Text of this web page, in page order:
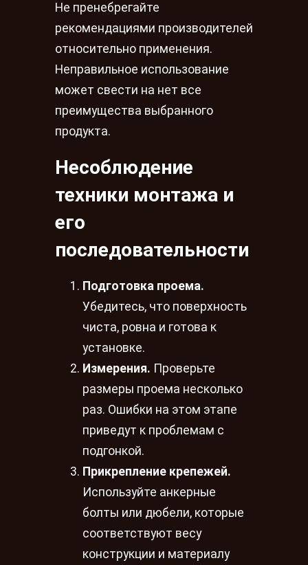
Не пренебрегайте
рекомендациями производителей
относительно применения.
Неправильное использование
может свести на нет все
преимущества выбранного
продукта.
Несоблюдение
техники монтажа и
его
последовательности
Подготовка проема.
Убедитесь, что поверхность
чиста, ровна и готова к
установке.
Измерения. Проверьте
размеры проема несколько
раз. Ошибки на этом этапе
приведут к проблемам с
подгонкой.
Прикрепление крепежей.
Используйте анкерные
болты или дюбели, которые
соответствуют весу
конструкции и материалу